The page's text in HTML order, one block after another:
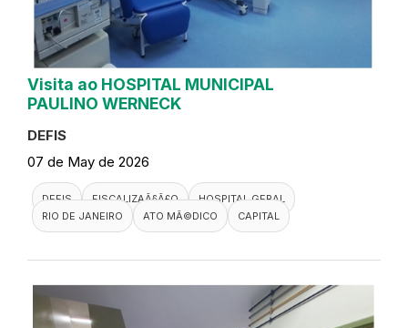
Visita ao HOSPITAL MUNICIPAL
PAULINO WERNECK
DEFIS
07 de May de 2026
DEFIS FISCALIZAÃ§Ã£O
HOSPITAL GERAL
RIO DE JANEIRO
ATO MÃ©DICO CAPITAL